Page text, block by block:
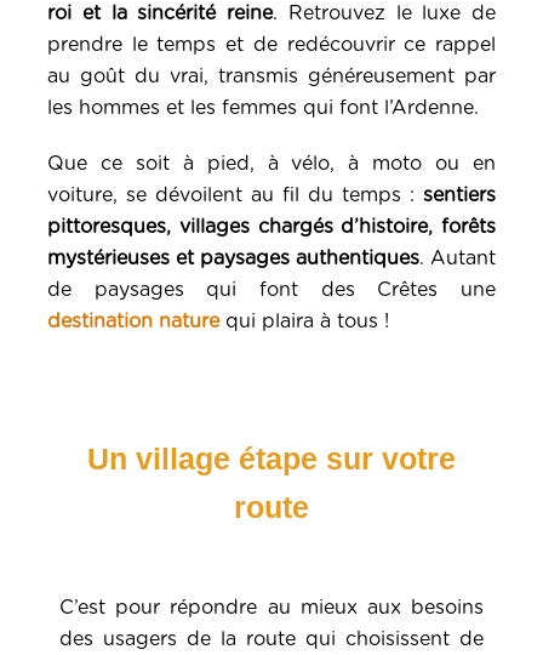
roi et la sincérité reine. Retrouvez le luxe de
prendre le temps et de redécouvrir ce rappel
au goût du vrai, transmis généreusement par
les hommes et les femmes qui font l’Ardenne.
Que ce soit à pied, à vélo, à moto ou en
voiture, se dévoilent au fil du temps : sentiers
pittoresques, villages chargés d’histoire, forêts
mystérieuses et paysages authentiques. Autant
de paysages qui font des Crêtes une
destination nature qui plaira à tous !
Un village étape sur votre
route
C’est pour répondre au mieux aux besoins
des usagers de la route qui choisissent de